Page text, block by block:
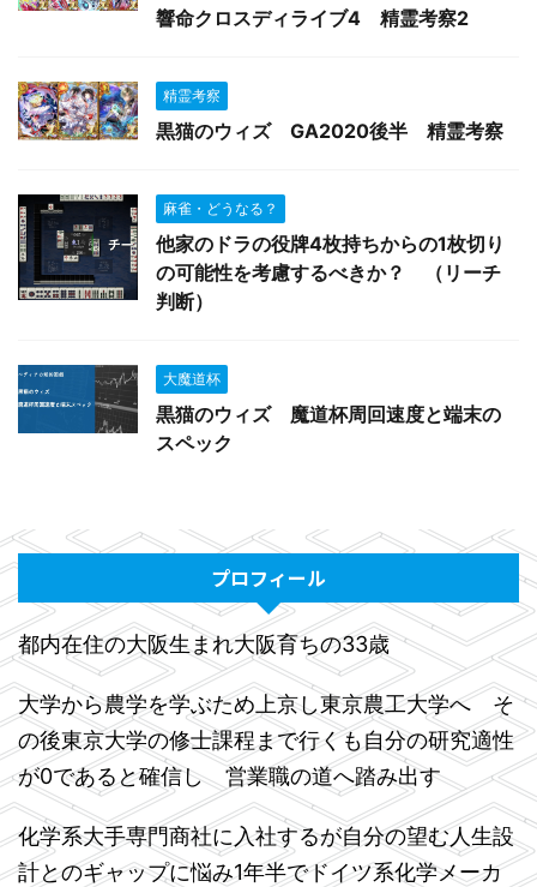
響命クロスディライブ4 精霊考察2
精霊考察
黒猫のウィズ GA2020後半 精霊考察
麻雀・どうなる？
他家のドラの役牌4枚持ちからの1枚切り
の可能性を考慮するべきか？ （リーチ
判断）
大魔道杯
黒猫のウィズ 魔道杯周回速度と端末の
スペック
プロフィール
都内在住の大阪生まれ大阪育ちの33歳
大学から農学を学ぶため上京し東京農工大学へ そ
の後東京大学の修士課程まで行くも自分の研究適性
が0であると確信し 営業職の道へ踏み出す
化学系大手専門商社に入社するが自分の望む人生設
計とのギャップに悩み1年半でドイツ系化学メーカ